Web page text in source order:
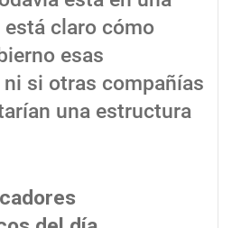
claro cómo
esas
si otras compañías
una estructura